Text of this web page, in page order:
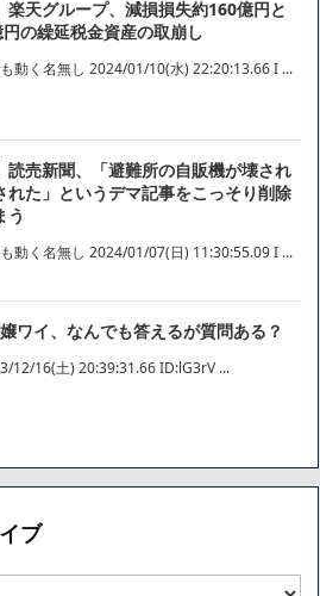
楽天グループ、減損損失約160億円と
の繰延税金資産の取崩し
動く名無し 2024/01/10(水) 22:20:13.66 I ...
読売新聞、「避難所の自販機が壊され
れた」というデマ記事をこっそり削除
う
動く名無し 2024/01/07(日) 11:30:55.09 I ...
ワイ、なんでも答えるが質問ある？
12/16(土) 20:39:31.66 ID:lG3rV ...
ブ